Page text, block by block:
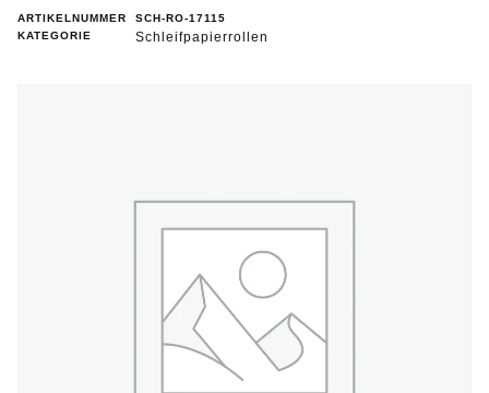
ARTIKELNUMMER
SCH-RO-17115
KATEGORIE
Schleifpapierrollen